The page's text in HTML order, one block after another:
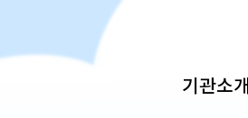
기관소개